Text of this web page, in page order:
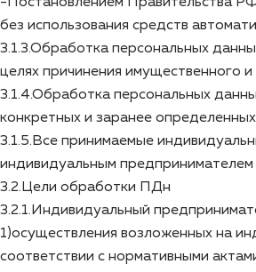
без использования средств
3.1.3.Обработка персональных
целях причинения имущественного
3.1.4.Обработка персональных
конкретных и заранее
3.1.5.Все принимаемые
индивидуальным
3.2.Цели обработки ПДн
3.2.1.Индивидуальный
1)осуществления возложенных на
соответствии с нормативными